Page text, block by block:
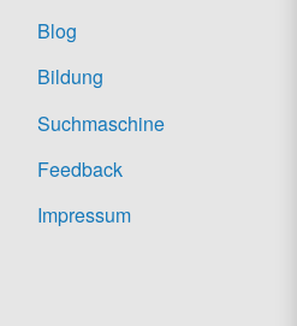
Blog
Bildung
Suchmaschine
Feedback
Impressum